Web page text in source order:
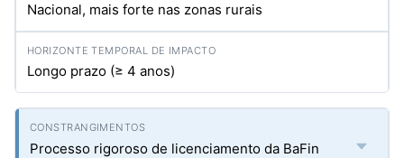
Nacional, mais forte nas zonas rurais
Longo prazo (≥ 4 anos)
Processo rigoroso de licenciamento da BaFin